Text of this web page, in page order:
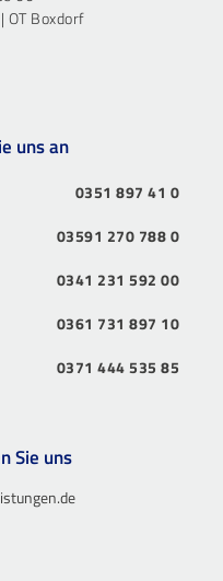
Boxdorf
uns an
0351 897 41 0
03591 270 788 0
0341 231 592 00
0361 731 897 10
0371 444 535 85
Sie uns